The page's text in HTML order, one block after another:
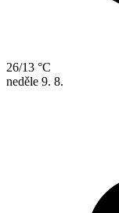
26/13 °C
neděle 9. 8.